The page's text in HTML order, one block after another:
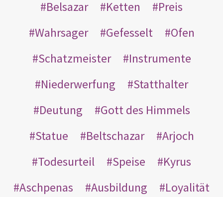
Belsazar Ketten
Preis
Wahrsager
Gefesselt
Ofen
Schatzmeister
Instrumente
Niederwerfung
Statthalter
Deutung
Gott des Himmels
Statue
Beltschazar
Arjoch
Todesurteil
Speise
Kyrus
Aschpenas
Ausbildung
Loyalität